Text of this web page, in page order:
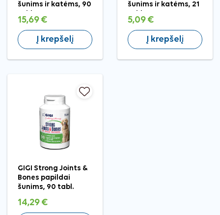
šunims ir katėms, 90
15,69 €
Į krepšelį
šunims ir katėms, 21
5,09 €
Į krepšelį
GIGI Strong Joints &
Bones papildai
šunims, 90 tabl.
14,29 €